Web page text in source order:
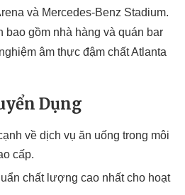
và Mercedes-Benz Stadium.
bao gồm nhà hàng và quán bar
âm thực đậm chất Atlanta
Dụng
về dịch vụ ăn uống trong môi
cấp.
chất lượng cao nhất cho hoạt